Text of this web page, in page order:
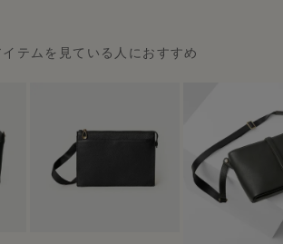
イテムを見ている人におすすめ